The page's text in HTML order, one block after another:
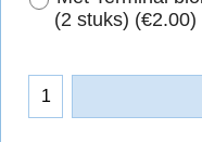
(2 stuks) (€2.00)